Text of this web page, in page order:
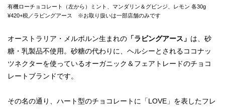
有機ローチョコレート（左から）ミント、マンダリン＆グビンジ、レモン 各30g
¥420+税／ラビングアース ※お取り扱いは一部店舗のみです
オーストラリア・メルボルン生まれの 「ラビングアース」 は、砂
糖・乳製品不使用。砂糖の代わりに、ヘルシーとされるココナッ
ツネクターを使っているオーガニック＆フェアトレードのチョコ
レートブランドです。
その名の通り、ハート型のチョコレートに「LOVE」を表したフレ